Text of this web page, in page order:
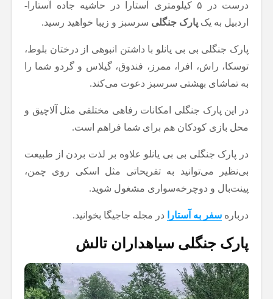
درست در ۵ کیلومتری آستارا در حاشیه جاده آستارا-
اردبیل به یک پارک جنگلی سرسبز و زیبا خواهید رسید.
پارک جنگلی بی بی یانلو با داشتن انبوهی از درختان بلوط،
توسکا، راش، افرا، ممرز، فندوق، گیلاس و گردو شما را
به تماشای بهشتی سرسبز دعوت می‌کند.
در این پارک جنگلی امکانات رفاهی مختلفی مثل آلاچیق و
محل بازی کودکان هم برای شما فراهم است.
در پارک جنگلی بی بی یانلو علاوه بر لذت بردن از طبیعت
بی‌نظیر می‌توانید به تفریحاتی مثل اسکی روی چمن،
پینت‌بال و دوچرخه‌سواری مشغول شوید.
درباره سفر به آستارا در مجله جاجیگا بخوانید.
پارک جنگلی سیاهداران تالش